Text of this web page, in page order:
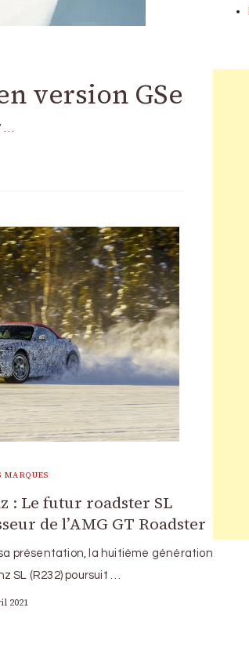
version GSe
…
MARQUES
: Le futur roadster SL
de l’AMG GT Roadster
présentation, la huitième génération
SL (R232) poursuit …
2021